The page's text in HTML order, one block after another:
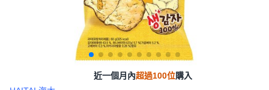
近一個月內超過100位購入